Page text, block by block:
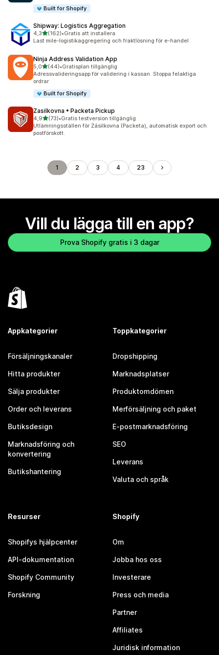
Built for Shopify
Shipway: Logistics Aggregation
4,3av 5 stjärnor
(162)
162 recensioner totalt
•Gratis att installera
Last mile-logistikaggregering och fraktlösning för e-handel
Ninja Address Validation App
5,0av 5 stjärnor
(44)
44 recensioner totalt
•Gratisplan tillgänglig
Adressvalideringsapp för validering i kassan. Stoppa felaktiga
ordrar
Built for Shopify
Zasilkovna • Packeta Pickup
4,9av 5 stjärnor
(73)
73 recensioner totalt
•Gratis testversion tillgänglig
Utlämningsställen för Zásilkovna (Packeta), automatisk export och
postförskott.
1 2 3 4 23
Vill du lägga till en app?
Prova Shopify gratis i 3 dagar
Appkategorier
Försäljningskanaler
Hitta produkter
Sälja produkter
Order och leverans
Butiksdesign
Marknadsföring och
konvertering
Butikshantering
Toppkategorier
Dropshipping
Marknadsplatser
Produktomdömen
Merförsäljning och paket
E-postmarknadsföring
SEO
Leverans
Valuta och språk
Resurser
Shopifys hjälpcenter
API-dokumentation
Shopify Community
Forskning
Shopify
Om
Jobba hos oss
Investerare
Press och media
Partner
Affiliates
Juridisk information